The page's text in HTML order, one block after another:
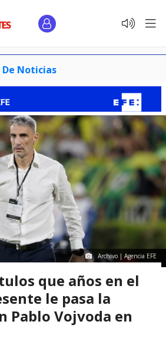
Noticias
Archivo | Agencia EFE
que años en el
le pasa la
Pablo Vojvoda en